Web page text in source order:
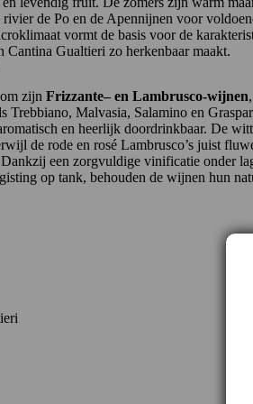
de Po en de Apennijnen voor
vormt de basis voor de
Cantina Gualtieri zo herkenbaar maakt.
zijn Frizzante– en Lambrusco-wijnen
Trebbiano, Malvasia, Salamino en
en heerlijk doordrinkbaar. De
de rode en rosé Lambrusco’s juist
een zorgvuldige vinificatie onder
op tank, behouden de wijnen hun